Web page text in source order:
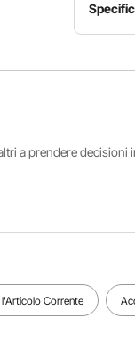
a prendere decisioni
l'Articolo Corrente